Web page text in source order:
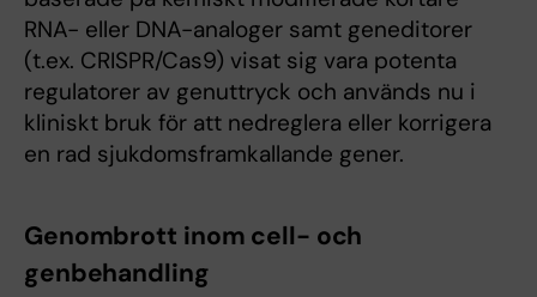
RNA- eller DNA-analoger samt geneditorer
(t.ex. CRISPR/Cas9) visat sig vara potenta
regulatorer av genuttryck och används nu i
kliniskt bruk för att nedreglera eller korrigera
en rad sjukdomsframkallande gener.
Genombrott inom cell- och
genbehandling